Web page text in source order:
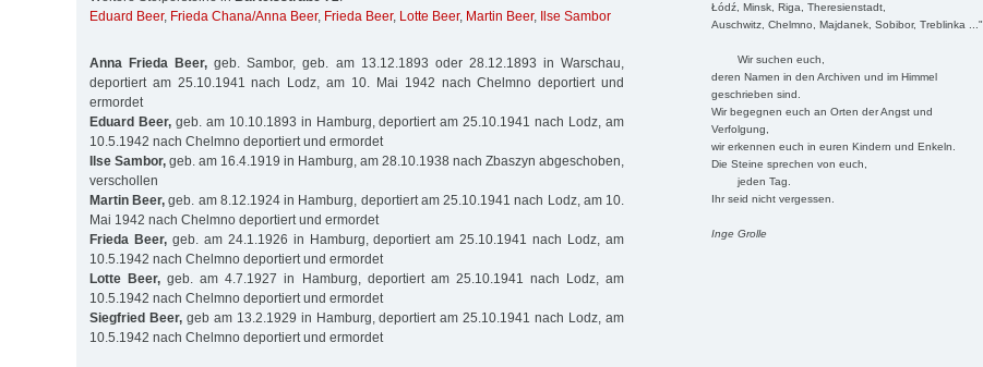
Łódź, Minsk, Riga, Theresienstadt,
Auschwitz, Chelmno, Majdanek, Sobibor, Treblinka ..."
Wir suchen euch,
deren Namen in den Archiven und im Himmel
geschrieben sind.
Wir begegnen euch an Orten der Angst und
Verfolgung,
wir erkennen euch in euren Kindern und Enkeln.
Die Steine sprechen von euch,
jeden Tag.
Ihr seid nicht vergessen.
Inge Grolle
Eduard Beer, Frieda Chana/Anna Beer, Frieda Beer, Lotte Beer, Martin Beer, Ilse Sambor
Anna Frieda Beer, geb. Sambor, geb. am 13.12.1893 oder 28.12.1893 in Warschau,
deportiert am 25.10.1941 nach Lodz, am 10. Mai 1942 nach Chelmno deportiert und
ermordet
Eduard Beer,geb. am 10.10.1893 in Hamburg, deportiert am 25.10.1941 nach Lodz, am
10.5.1942 nach Chelmno deportiert und ermordet
Ilse Sambor, geb. am 16.4.1919 in Hamburg, am 28.10.1938 nach Zbaszyn abgeschoben,
verschollen
Martin Beer, geb. am 8.12.1924 in Hamburg, deportiert am 25.10.1941 nach Lodz, am 10.
Mai 1942 nach Chelmno deportiert und ermordet
Frieda Beer,geb. am 24.1.1926 in Hamburg, deportiert am 25.10.1941 nach Lodz, am
10.5.1942 nach Chelmno deportiert und ermordet
Lotte Beer, geb. am 4.7.1927 in Hamburg, deportiert am 25.10.1941 nach Lodz, am
10.5.1942 nach Chelmno deportiert und ermordet
Siegfried Beer,geb am 13.2.1929 in Hamburg, deportiert am 25.10.1941 nach Lodz, am
10.5.1942 nach Chelmno deportiert und ermordet